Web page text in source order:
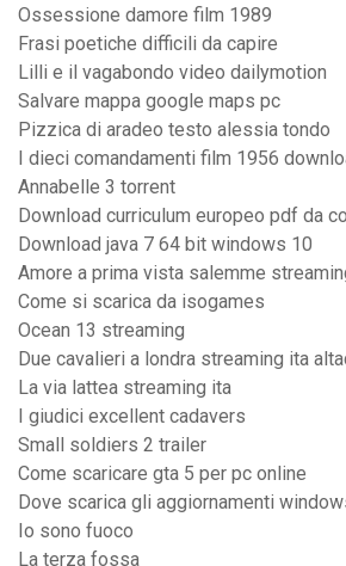
Ossessione damore film 1989
Frasi poetiche difficili da capire
Lilli e il vagabondo video dailymotion
Salvare mappa google maps pc
Pizzica di aradeo testo alessia tondo
I dieci comandamenti film 1956
Annabelle 3 torrent
Download curriculum europeo pdf da
Download java 7 64 bit windows 10
Amore a prima vista salemme
Come si scarica da isogames
Ocean 13 streaming
Due cavalieri a londra streaming ita
La via lattea streaming ita
I giudici excellent cadavers
Small soldiers 2 trailer
Come scaricare gta 5 per pc online
Dove scarica gli aggiornamenti
Io sono fuoco
La terza fossa